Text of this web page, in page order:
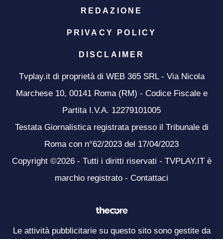
REDAZIONE
PRIVACY POLICY
DISCLAIMER
Tvplay.it di proprietà di WEB 365 SRL - Via Nicola
Marchese 10, 00141 Roma (RM) - Codice Fiscale e
Partita I.V.A. 12279101005
Testata Giornalistica registrata presso il Tribunale di
Roma con n°62/2023 del 17/04/2023
Copyright ©2026 - Tutti i diritti riservati - TVPLAY.IT è
marchio registrato - Contattaci
Le attività pubblicitarie su questo sito sono gestite da